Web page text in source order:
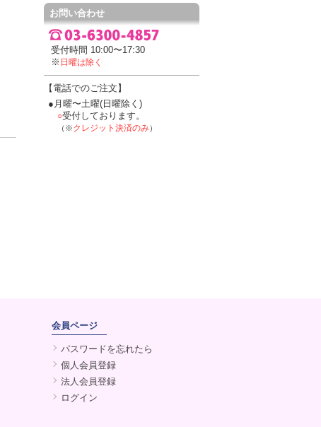
お問い合わせ
受付時間 10:00〜17:30
※ 日曜は除く
【電話でのご注文】
●月曜〜土曜(日曜除く)
○受付しております。
（※クレジット決済のみ）
会員ページ
パスワードを忘れたら
個人会員登録
法人会員登録
ログイン